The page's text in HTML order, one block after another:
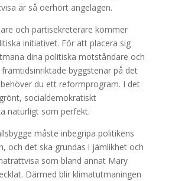
är så oerhört angelägen.
och partisekreterare kommer
initiativet. För att placera sig
dina politiska motståndare och
byggstenar på det
du ett reformprogram. I det
socialdemokratiskt
naturligt som perfekt.
måste inbegripa politikens
och det ska grundas i jämlikhet och
som bland annat Mary
Därmed blir klimatutmaningen